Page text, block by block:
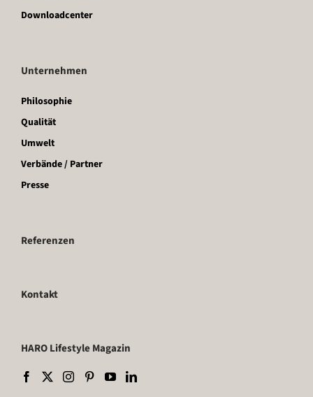
Downloadcenter
Unternehmen
Philosophie
Qualität
Umwelt
Verbände / Partner
Presse
Referenzen
Kontakt
HARO Lifestyle Magazin